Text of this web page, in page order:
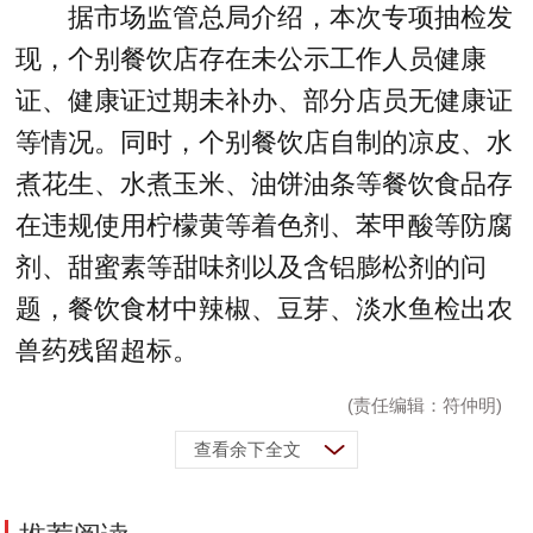
据市场监管总局介绍，本次专项抽检发
现，个别餐饮店存在未公示工作人员健康
证、健康证过期未补办、部分店员无健康证
等情况。同时，个别餐饮店自制的凉皮、水
煮花生、水煮玉米、油饼油条等餐饮食品存
在违规使用柠檬黄等着色剂、苯甲酸等防腐
剂、甜蜜素等甜味剂以及含铝膨松剂的问
题，餐饮食材中辣椒、豆芽、淡水鱼检出农
兽药残留超标。
(责任编辑：符仲明)
查看余下全文